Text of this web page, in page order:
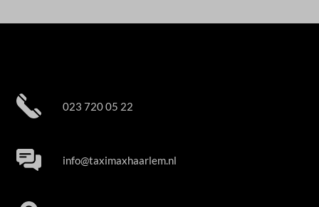
023 720 05 22
info@taximaxhaarlem.nl